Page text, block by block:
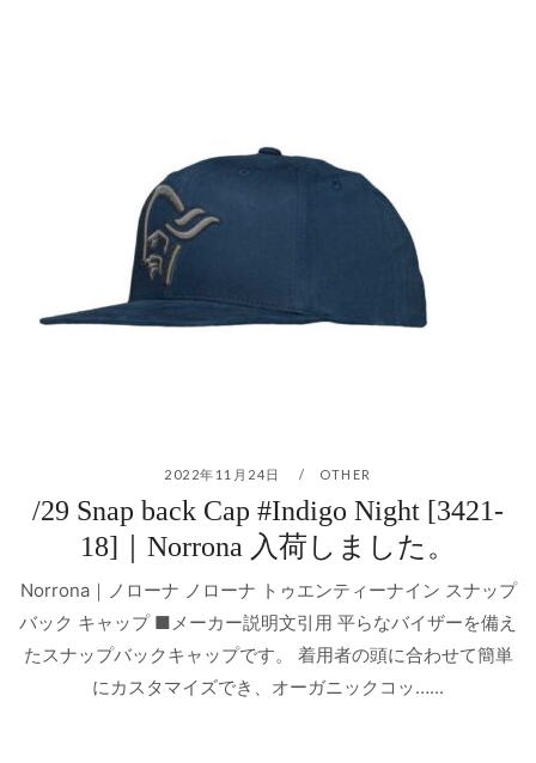
2022年11月24日 OTHER
/29 Snap back Cap #Indigo Night [3421-
18]｜Norrona 入荷しました。
Norrona｜ノローナ ノローナ トゥエンティーナイン スナップ
バック キャップ ■メーカー説明文引用 平らなバイザーを備え
たスナップバックキャップです。 着用者の頭に合わせて簡単
にカスタマイズでき、オーガニックコッ…...